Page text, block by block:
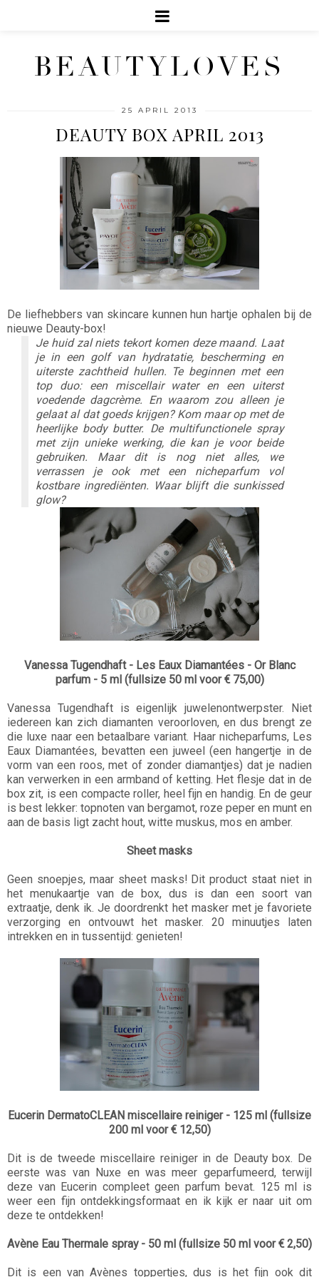
BEAUTYLOVES
25 APRIL 2013
DEAUTY BOX APRIL 2013
De liefhebbers van skincare kunnen hun hartje ophalen bij de
nieuwe Deauty-box!
Je huid zal niets tekort komen deze maand. Laat
je in een golf van hydratatie, bescherming en
uiterste zachtheid hullen. Te beginnen met een
top duo: een miscellair water en een uiterst
voedende dagcrème. En waarom zou alleen je
gelaat al dat goeds krijgen? Kom maar op met de
heerlijke body butter. De multifunctionele spray
met zijn unieke werking, die kan je voor beide
gebruiken. Maar dit is nog niet alles, we
verrassen je ook met een nicheparfum vol
kostbare ingrediënten. Waar blijft die sunkissed
glow?
Vanessa Tugendhaft - Les Eaux Diamantées - Or Blanc
parfum - 5 ml (fullsize 50 ml voor € 75,00)
Vanessa Tugendhaft is eigenlijk juwelenontwerpster. Niet
iedereen kan zich diamanten veroorloven, en dus brengt ze
die luxe naar een betaalbare variant. Haar nicheparfums, Les
Eaux Diamantées, bevatten een juweel (een hangertje in de
vorm van een roos, met of zonder diamantjes) dat je nadien
kan verwerken in een armband of ketting. Het flesje dat in de
box zit, is een compacte roller, heel fijn en handig. En de geur
is best lekker: topnoten van bergamot, roze peper en munt en
aan de basis ligt zacht hout, witte muskus, mos en amber.
Sheet masks
Geen snoepjes, maar sheet masks! Dit product staat niet in
het menukaartje van de box, dus is dan een soort van
extraatje, denk ik. Je doordrenkt het masker met je favoriete
verzorging en ontvouwt het masker. 20 minuutjes laten
intrekken en in tussentijd: genieten!
Eucerin DermatoCLEAN miscellaire reiniger - 125 ml (fullsize
200 ml voor € 12,50)
Dit is de tweede miscellaire reiniger in de Deauty box. De
eerste was van Nuxe en was meer geparfumeerd, terwijl
deze van Eucerin compleet geen parfum bevat. 125 ml is
weer een fijn ontdekkingsformaat en ik kijk er naar uit om
deze te ontdekken!
Avène Eau Thermale spray - 50 ml (fullsize 50 ml voor € 2,50)
Dit is een van Avènes toppertjes, dus is het fijn ook dit